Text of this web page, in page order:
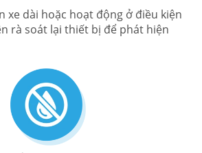
xe dài hoặc hoạt động ở điều kiện
rà soát lại thiết bị để phát hiện